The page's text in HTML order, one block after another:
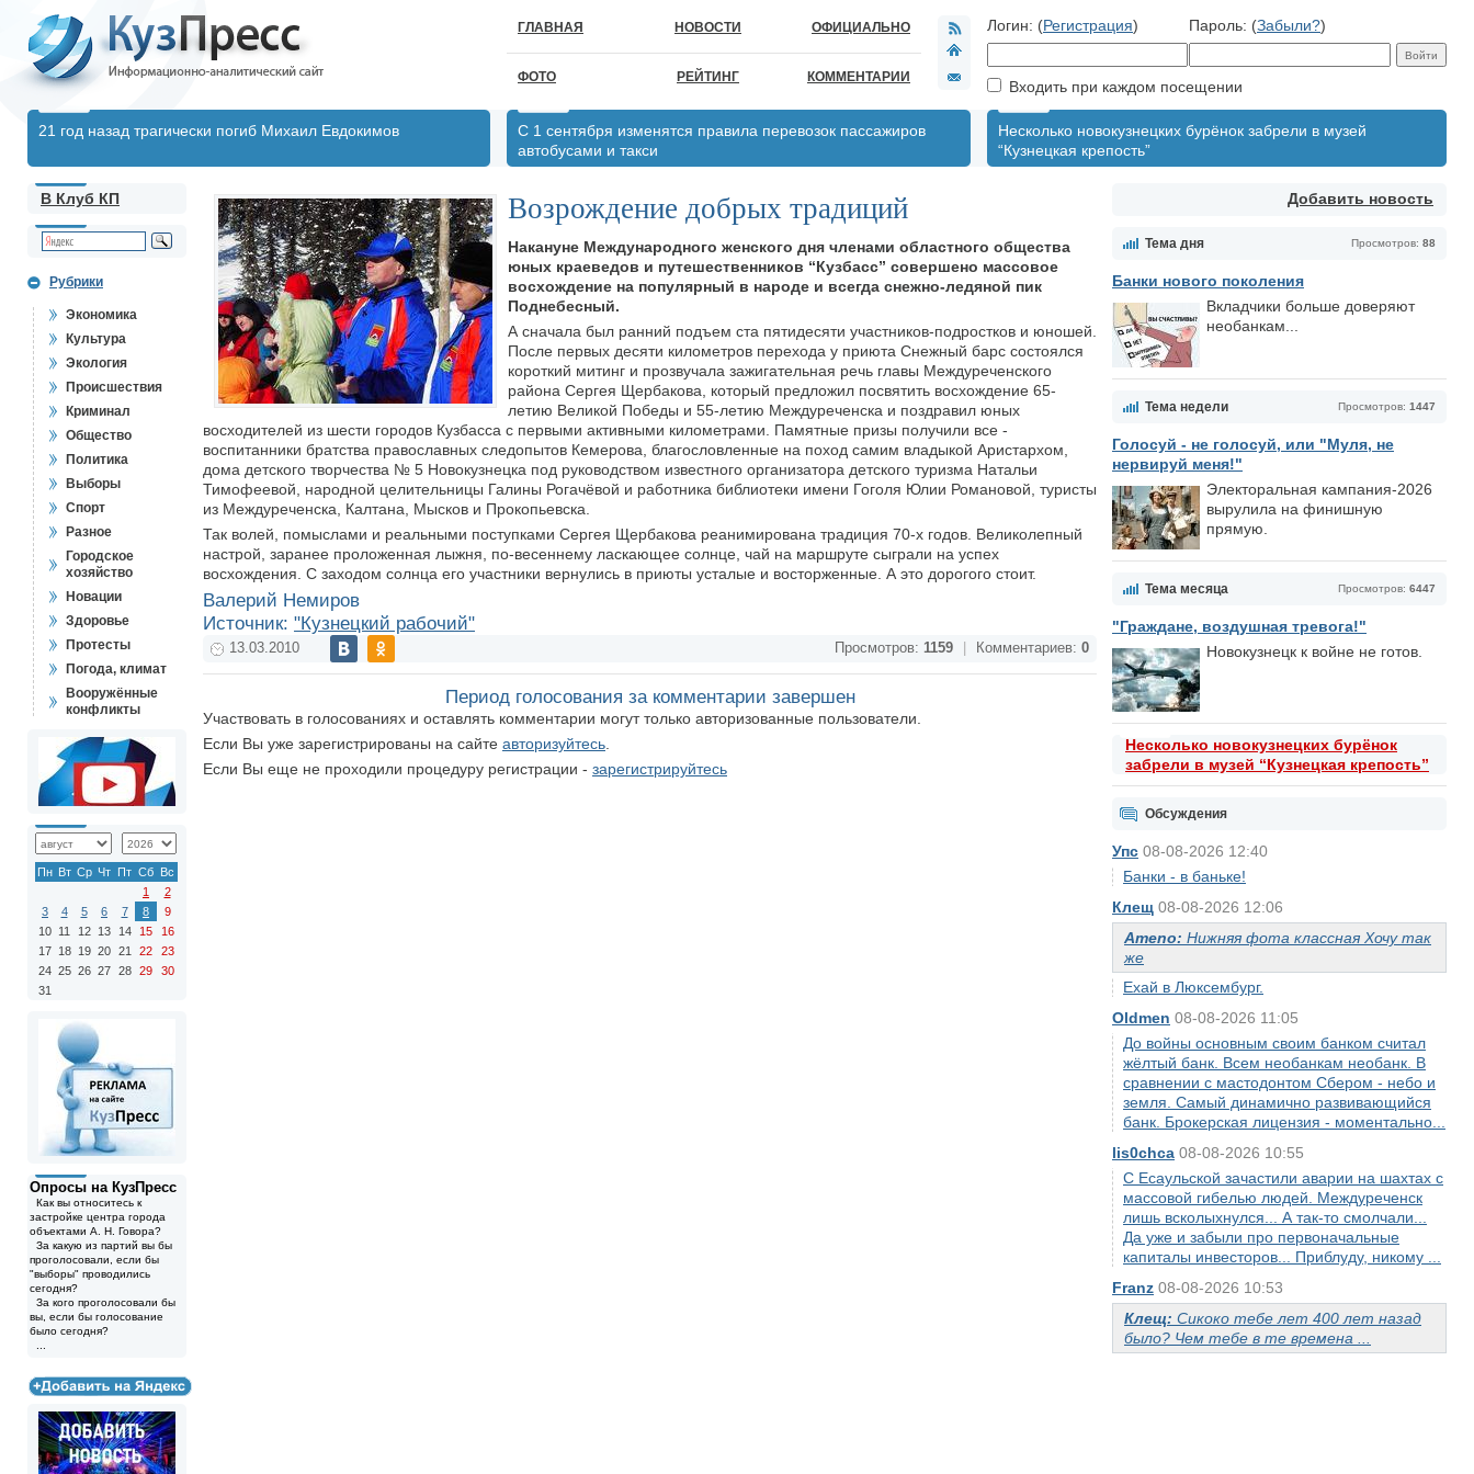
ГЛАВНАЯ НОВОСТИ ОФИЦИАЛЬНО
ФОТО РЕЙТИНГ КОММЕНТАРИИ
Логин: (Регистрация) Пароль: (Забыли?)
Входить при каждом посещении
21 год назад трагически погиб Михаил Евдокимов
С 1 сентября изменятся правила перевозок пассажиров
автобусами и такси
Несколько новокузнецких бурёнок забрели в музей
“Кузнецкая крепость”
Добавить новость
Просмотров: 88
Тема дня
Банки нового поколения
Вкладчики больше доверяют
необанкам...
Просмотров: 1447
Тема недели
Голосуй - не голосуй, или "Муля, не
нервируй меня!"
Электоральная кампания-2026
вырулила на финишную
прямую.
Просмотров: 6447
Тема месяца
"Граждане, воздушная тревога!"
Новокузнецк к войне не готов.
Несколько новокузнецких бурёнок
забрели в музей “Кузнецкая крепость”
Обсуждения
Упс 08-08-2026 12:40
Банки - в баньке!
Клещ 08-08-2026 12:06
Ameno: Нижняя фота классная Хочу так
же
Ехай в Люксембург.
Oldmen 08-08-2026 11:05
До войны основным своим банком считал
жёлтый банк. Всем необанкам необанк. В
сравнении с мастодонтом Сбером - небо и
земля. Самый динамично развивающийся
банк. Брокерская лицензия - моментально...
lis0chca 08-08-2026 10:55
С Есаульской зачастили аварии на шахтах с
массовой гибелью людей. Междуреченск
лишь всколыхнулся... А так-то смолчали...
Да уже и забыли про первоначальные
капиталы инвесторов... Приблуду, никому ...
Franz 08-08-2026 10:53
Клещ: Сикоко тебе лет 400 лет назад
было? Чем тебе в те времена ...
В Клуб КП
Рубрики
Экономика
Культура
Экология
Происшествия
Криминал
Общество
Политика
Выборы
Спорт
Разное
Городское
хозяйство
Новации
Здоровье
Протесты
Погода, климат
Вооружённые
конфликты
Пн Вт Ср Чт Пт Сб Вс
1
2
3
4 5 6 7 8
9
10 11 12 13 14 15
16
17 18 19 20 21 22
23
24 25 26 27 28 29
30
31
Опросы на КузПресс
Как вы относитесь к
застройке центра города
объектами А. Н. Говора?
За какую из партий вы бы
проголосовали, если бы
"выборы" проводились
сегодня?
За кого проголосовали бы
вы, если бы голосование
было сегодня?
Возрождение добрых традиций
Накануне Международного женского дня членами областного общества
юных краеведов и путешественников “Кузбасс” совершено массовое
восхождение на популярный в народе и всегда снежно-ледяной пик
Поднебесный.
А сначала был ранний подъем ста пятидесяти участников-подростков и юношей.
После первых десяти километров перехода у приюта Снежный барс состоялся
короткий митинг и прозвучала зажигательная речь главы Междуреченского
района Сергея Щербакова, который предложил посвятить восхождение 65-
летию Великой Победы и 55-летию Междуреченска и поздравил юных
восходителей из шести городов Кузбасса с первыми активными километрами. Памятные призы получили все -
воспитанники братства православных следопытов Кемерова, благословленные на поход самим владыкой Аристархом,
дома детского творчества № 5 Новокузнецка под руководством известного организатора детского туризма Натальи
Тимофеевой, народной целительницы Галины Рогачёвой и работника библиотеки имени Гоголя Юлии Романовой, туристы
из Междуреченска, Калтана, Мысков и Прокопьевска.
Так волей, помыслами и реальными поступками Сергея Щербакова реанимирована традиция 70-х годов. Великолепный
настрой, заранее проложенная лыжня, по-весеннему ласкающее солнце, чай на маршруте сыграли на успех
восхождения. С заходом солнца его участники вернулись в приюты усталые и восторженные. А это дорогого стоит.
Валерий Немиров
Источник: "Кузнецкий рабочий"
13.03.2010 Просмотров: 1159 Комментариев: 0
Период голосования за комментарии завершен
Участвовать в голосованиях и оставлять комментарии могут только авторизованные пользователи.
Если Вы уже зарегистрированы на сайте авторизуйтесь
Если Вы еще не проходили процедуру регистрации - зарегистрируйтесь